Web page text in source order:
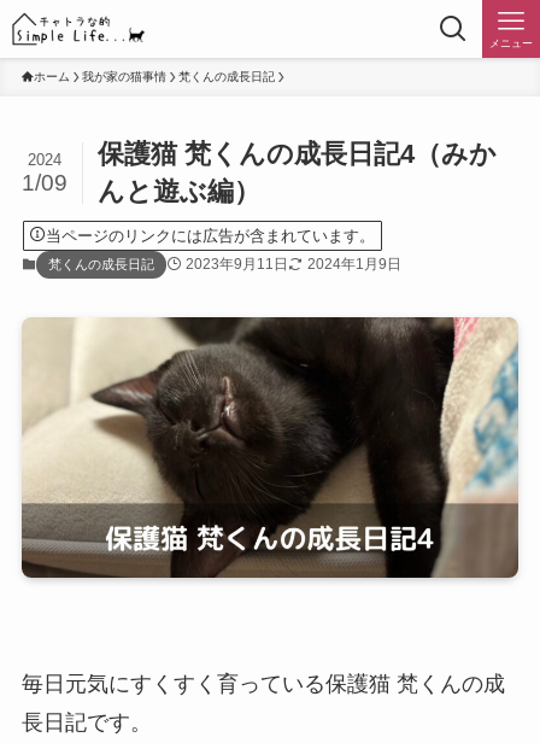
メニュー
ホーム 我が家の猫事情 梵くんの成長日記
保護猫 梵くんの成長日記4（みか
んと遊ぶ編）
2024
1/09
当ページのリンクには広告が含まれています。
梵くんの成長日記 2023年9月11日 2024年1月9日
毎日元気にすくすく育っている保護猫 梵くんの成
長日記です。